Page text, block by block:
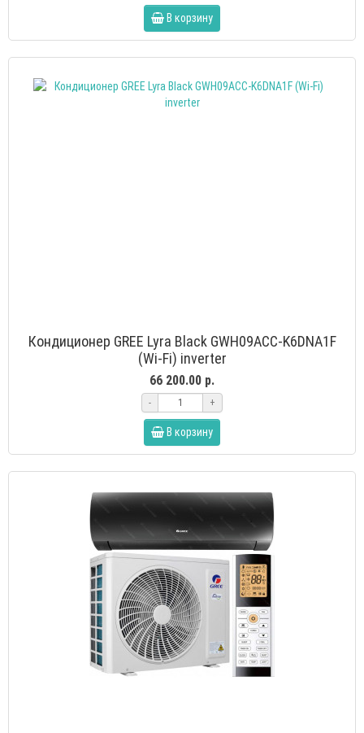
В корзину
Кондиционер GREE Lyra Black GWH09ACC-K6DNA1F
(Wi-Fi) inverter
66 200.00 р.
- +
В корзину